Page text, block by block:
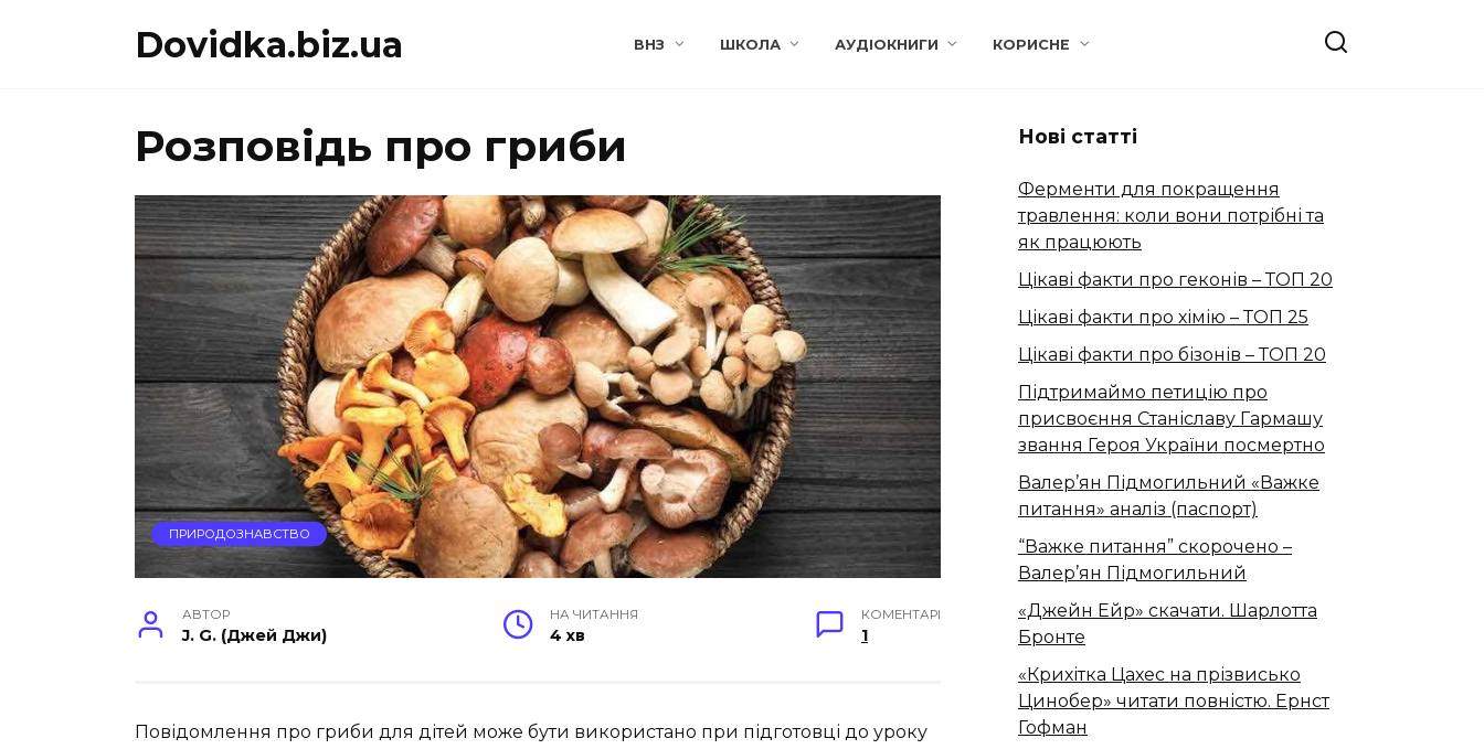
Dovidka.biz.ua ВНЗ ШКОЛА АУДІОКНИГИ КОРИСНЕ
Розповідь про гриби
ПРИРОДОЗНАВСТВО
АВТОР
J. G. (Джей Джи)
НА ЧИТАННЯ
4 хв
КОМЕНТАРІ
1
Повідомлення про гриби для дітей може бути використано при підготовці до уроку
Нові статті
Ферменти для покращення
травлення: коли вони потрібні та
як працюють
Цікаві факти про геконів – ТОП 20
Цікаві факти про хімію – ТОП 25
Цікаві факти про бізонів – ТОП 20
Підтримаймо петицію про
присвоєння Станіславу Гармашу
звання Героя України посмертно
Валер’ян Підмогильний «Важке
питання» аналіз (паспорт)
“Важке питання” скорочено –
Валер’ян Підмогильний
«Джейн Ейр» скачати. Шарлотта
Бронте
«Крихітка Цахес на прізвисько
Цинобер» читати повністю. Ернст
Гофман